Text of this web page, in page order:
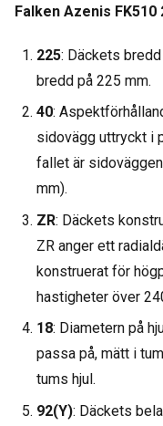
Falken Azenis FK510
225: Däckets
bredd på 225 mm.
40:
sidovägg uttryckt i
fallet är
mm).
ZR: Däckets
ZR anger ett
konstruerat för
hastigheter över
18: Diametern på
passa på, mätt i
tums hjul.
92(Y): Däckets